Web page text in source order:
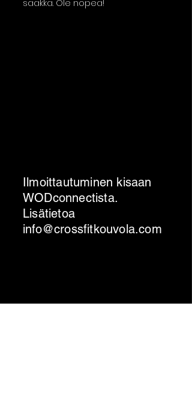
saakka. Ole nopea!
Ilmoittautuminen kisaan
WODconnectista.
Lisätietoa
info@crossfitkouvola.com